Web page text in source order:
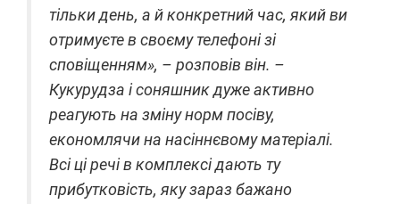
тільки день, а й конкретний час, який ви
отримуєте в своєму телефоні зі
сповіщенням», – розповів він. –
Кукурудза і соняшник дуже активно
реагують на зміну норм посіву,
економлячи на насіннєвому матеріалі.
Всі ці речі в комплексі дають ту
прибутковість, яку зараз бажано